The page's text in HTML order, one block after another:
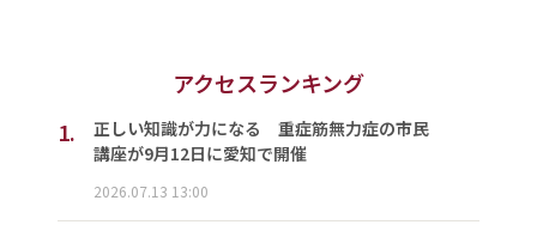
アクセスランキング
1.
正しい知識が力になる 重症筋無力症の市民
講座が9月12日に愛知で開催
2026.07.13 13:00